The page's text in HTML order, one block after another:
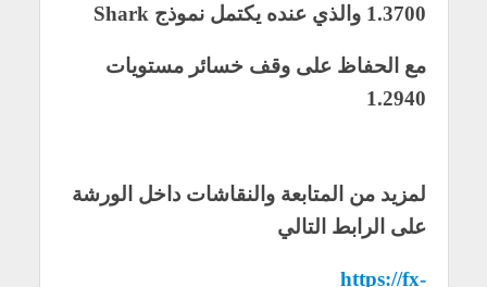
1.3700 والذي عنده يكتمل نموذج Shark
مع الحفاظ على وقف خسائر مستويات
1.2940
لمزيد من المتابعة والنقاشات داخل الورشة
على الرابط التالي
https://fx-